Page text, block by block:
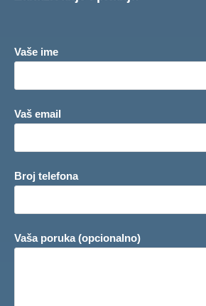
Vaše ime
Vaš email
Broj telefona
Vaša poruka (opcionalno)